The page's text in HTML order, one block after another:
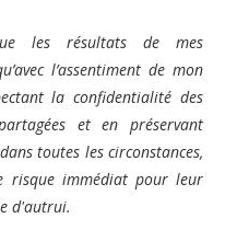
les résultats de mes
l’assentiment de mon
la confidentialité des
et en préservant
toutes les circonstances,
risque immédiat pour leur
d'autrui.